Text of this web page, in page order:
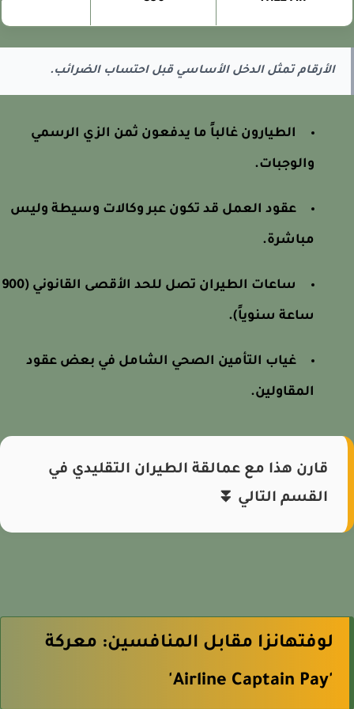
الأرقام تمثل الدخل الأساسي قبل احتساب الضرائب.
الطيارون غالباً ما يدفعون ثمن الزي الرسمي
والوجبات.
عقود العمل قد تكون عبر وكالات وسيطة وليس
مباشرة.
ساعات الطيران تصل للحد الأقصى القانوني (900
ساعة سنوياً).
غياب التأمين الصحي الشامل في بعض عقود
المقاولين.
قارن هذا مع عمالقة الطيران التقليدي في
القسم التالي ⏬
لوفتهانزا مقابل المنافسين: معركة